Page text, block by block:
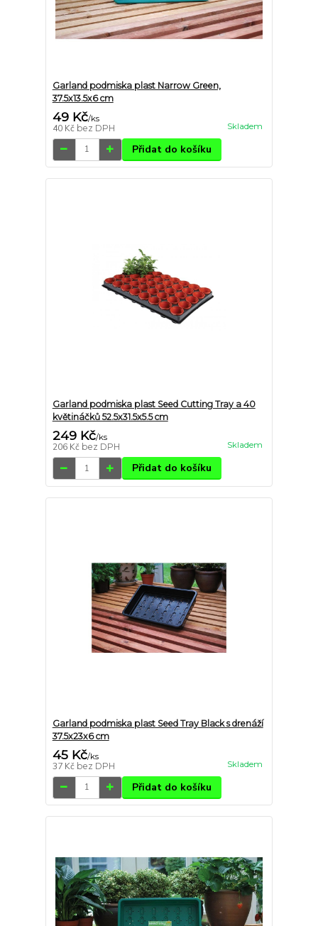
Garland podmiska plast Narrow Green,
37.5x13.5x6 cm
49 Kč/ks
40 Kč bez DPH Skladem
Přidat do košíku
Garland podmiska plast Seed Cutting Tray a 40
květináčků 52.5x31.5x5.5 cm
249 Kč/ks
206 Kč bez DPH Skladem
Přidat do košíku
Garland podmiska plast Seed Tray Black s drenáží
37.5x23x6 cm
45 Kč/ks
37 Kč bez DPH Skladem
Přidat do košíku